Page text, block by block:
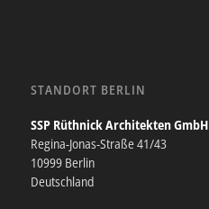
STANDORT BERLIN
SSP Rüthnick Architekten GmbH
Regina-Jonas-Straße 41/43
10999 Berlin
Deutschland